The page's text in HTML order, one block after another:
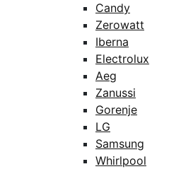
Candy
Zerowatt
Iberna
Electrolux
Aeg
Zanussi
Gorenje
LG
Samsung
Whirlpool